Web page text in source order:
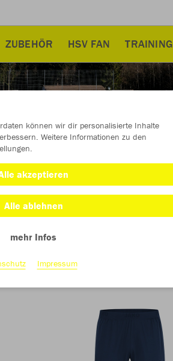
ZUBEHÖR HSV FAN TRAINING
können wir dir personalisierte Inhalte
Weitere Informationen zu den
akzeptieren
Alle ablehnen
mehr Infos
Impressum